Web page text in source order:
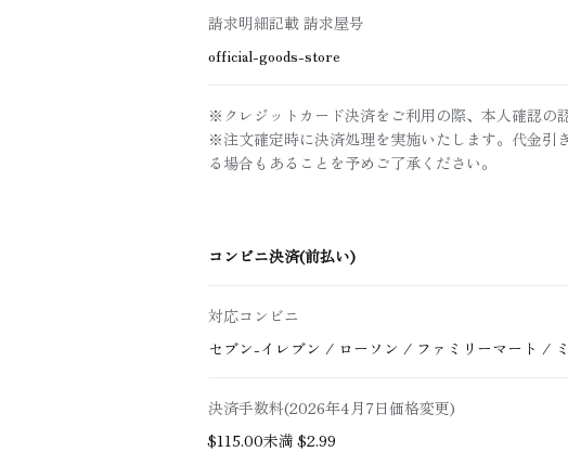
請求明細記載 請求屋号
official-goods-store
※クレジットカード決済をご利用の際、本人確認の
※注文確定時に決済処理を実施いたします。代金引
る場合もあることを予めご了承ください。
コンビニ決済(前払い)
対応コンビニ
セブン-イレブン / ローソン / ファミリーマート /
決済手数料(2026年4月7日価格変更)
$‌115.00未満 $‌2.99